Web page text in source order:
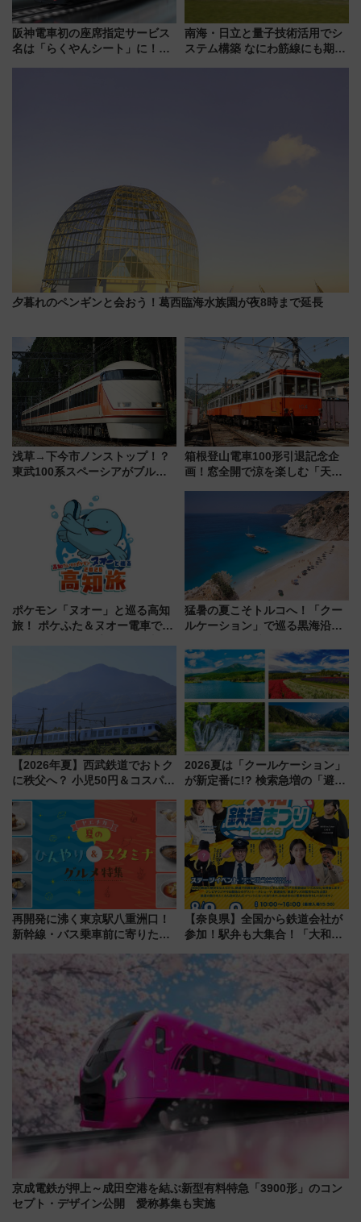
阪神電車初の座席指定サービス
名は「らくやんシート」に！新
南海・日立と量子技術活用でシ
ステム構築 なにわ筋線にも期待
夕暮れのペンギンと会おう！葛西臨海水族園が夜8時まで延長
浅草→下今市ノンストップ！？
東武100系スペーシアがブルー
ー当時の停車駅」を再現 運転
時刻や特急券の買い方を紹介
箱根登山電車100形引退記念企
画！窓全開で涼を楽しむ「天然
ポケモン「ヌオー」と巡る高知
旅！ ポケふた＆ヌオー電車で楽
猛暑の夏こそトルコへ！「クー
ルケーション」で巡る黒海沿岸
連検索数が前年比237％増、ナ
ショジオも認める『2026年に訪
れるべき世界の旅先』
【2026年夏】西武鉄道でおトク
に秩父へ？ 小児50円＆コスパ最
族旅行！ 深夜の正丸トンネル探
検や特急ラビューも
2026夏は「クールケーション」
が新定番に!? 検索急増の「避暑
と移動を楽しむ、電車で行くお
すすめ観光情報も
再開発に沸く東京駅八重洲口！
新幹線・バス乗車前に寄りたい
やり＆スタミナグルメ」6選【新
店舗も！】
【奈良県】全国から鉄道会社が
参加！駅弁も大集合！「大和鉄
に開催決定
京成電鉄が押上～成田空港を結ぶ新型有料特急「3900形」のコン
セプト・デザイン公開 愛称募集も実施